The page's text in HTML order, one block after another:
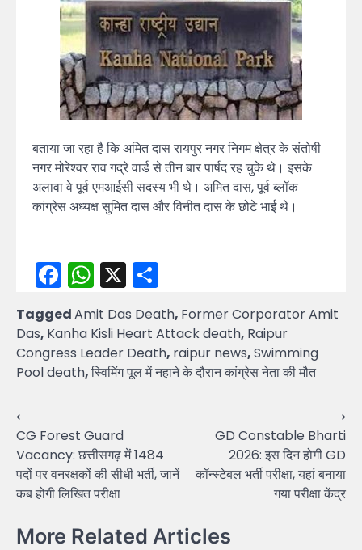
बताया जा रहा है कि अमित दास रायपुर नगर निगम क्षेत्र के संतोषी
नगर मोरेश्वर राव गद्रे वार्ड से तीन बार पार्षद रह चुके थे। इसके
अलावा वे पूर्व एमआईसी सदस्य भी थे। अमित दास, पूर्व ब्लॉक
कांग्रेस अध्यक्ष सुमित दास और विनीत दास के छोटे भाई थे।
Facebook
WhatsApp
X
TaggedAmit Das Death, Former Corporator Amit
Das, Kanha Kisli Heart Attack death, Raipur
Congress Leader Death, raipur news,Swimming
Pool death,स्विमिंग पूल में नहाने के दौरान कांग्रेस नेता की मौत
Post
navigation
⟵
CG Forest Guard
Vacancy: छत्तीसगढ़ में 1484
पदों पर वनरक्षकों की सीधी भर्ती, जानें
कब होगी लिखित परीक्षा
GD Constable Bharti
2026: इस दिन होगी GD
कॉन्स्टेबल भर्ती परीक्षा, यहां बनाया
गया परीक्षा केंद्र
⟶
More Related Articles